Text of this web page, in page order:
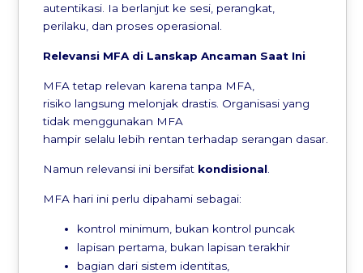
autentikasi. Ia berlanjut ke sesi, perangkat,
perilaku, dan proses operasional.
Relevansi MFA di Lanskap Ancaman Saat Ini
MFA tetap relevan karena tanpa MFA,
risiko langsung melonjak drastis. Organisasi yang
tidak menggunakan MFA
hampir selalu lebih rentan terhadap serangan dasar.
Namun relevansi ini bersifat kondisional
MFA hari ini perlu dipahami sebagai:
kontrol minimum, bukan kontrol puncak
lapisan pertama, bukan lapisan terakhir
bagian dari sistem identitas,